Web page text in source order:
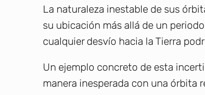
La naturaleza inestable de sus
su ubicación más allá de un
cualquier desvío hacia la Tierra
Un ejemplo concreto de esta
manera inesperada con una órbita